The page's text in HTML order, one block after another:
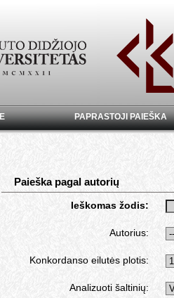
PAPRASTOJI PAIEŠKA
Paieška pagal autorių
Ieškomas žodis:
Autorius:
Konkordanso eilutės plotis:
Analizuoti šaltinių: